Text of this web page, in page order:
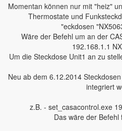
Momentan können nur mit "heiz"
Thermostate und
"eckdosen
Wäre der Befehl um an der
192.168.1.1
Um die Steckdose Unit1 an zu
Neu ab dem 6.12.2014
integriert
z.B. - set_casacontrol.exe
Das wäre der Befehl